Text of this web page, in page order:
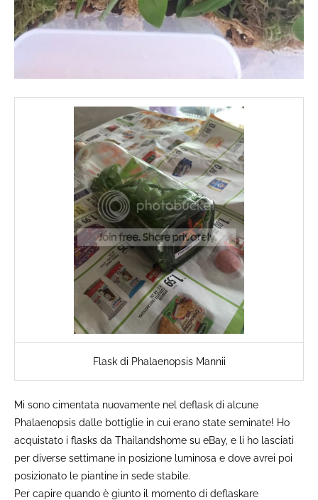
Flask di Phalaenopsis Mannii
Mi sono cimentata nuovamente nel deflask di alcune
Phalaenopsis dalle bottiglie in cui erano state seminate! Ho
acquistato i flasks da Thailandshome su eBay, e li ho lasciati
per diverse settimane in posizione luminosa e dove avrei poi
posizionato le piantine in sede stabile.
Per capire quando è giunto il momento di deflaskare